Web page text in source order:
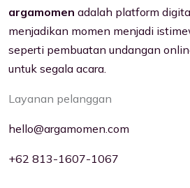
argamomen adalah platform
menjadikan momen menjadi
seperti pembuatan undangan
untuk segala acara.
Layanan pelanggan
hello@argamomen.com
+62 813-1607-1067